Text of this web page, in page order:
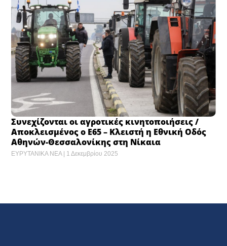
Συνεχίζονται οι αγροτικές κινητοποιήσεις /
Αποκλεισμένος ο Ε65 – Κλειστή η Εθνική Οδός
Αθηνών-Θεσσαλονίκης στη Νίκαια
ΕΥΡΥΤΑΝΙΚΑ ΝΕΑ 1 Δεκεμβρίου 2025